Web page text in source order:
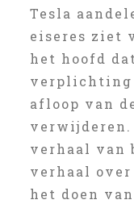
Tesla
eiseres ziet
het hoofd
verplichting
afloop van
verwijderen.
verhaal van
verhaal over
het doen